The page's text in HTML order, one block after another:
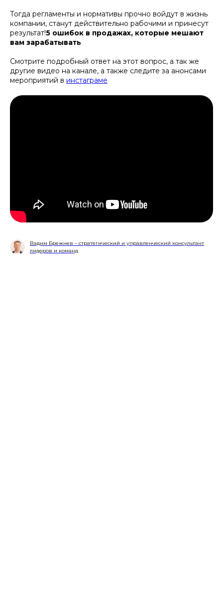
Тогда регламенты и нормативы прочно войдут в жизнь
компании, станут действительно рабочими и принесут
результат!5 ошибок в продажах, которые мешают
вам зарабатывать
Смотрите подробный ответ на этот вопрос, а так же
другие видео на канале, а также следите за анонсами
мероприятий в инстаграме
Вадим Брежнев – стратегический и управленческий консультант
лидеров и команд